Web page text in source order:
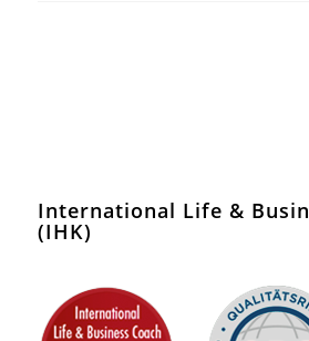
International Life &
(IHK)